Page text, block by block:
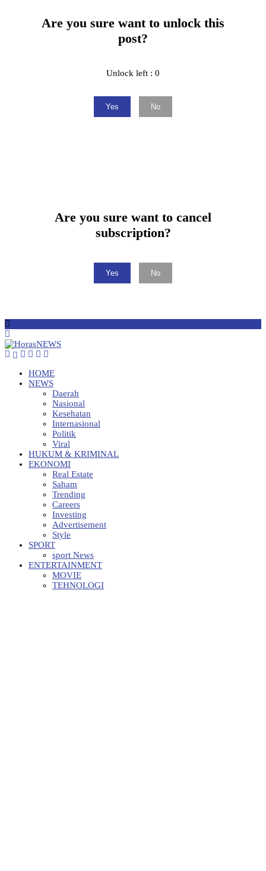
Are you sure want to unlock this
post?
Unlock left : 0
Yes No
Are you sure want to cancel
subscription?
Yes No
HOME
NEWS
Daerah
Nasional
Kesehatan
Internasional
Politik
Viral
HUKUM & KRIMINAL
EKONOMI
Real Estate
Saham
Trending
Careers
Investing
Advertisement
Style
SPORT
sport News
ENTERTAINMENT
MOVIE
TEHNOLOGI